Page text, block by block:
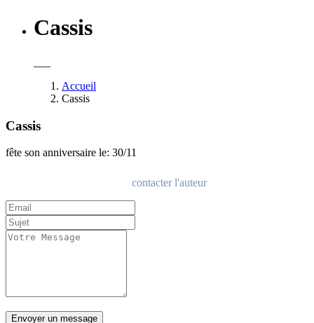
Cassis
Accueil
Cassis
Cassis
fête son anniversaire le: 30/11
contacter l'auteur